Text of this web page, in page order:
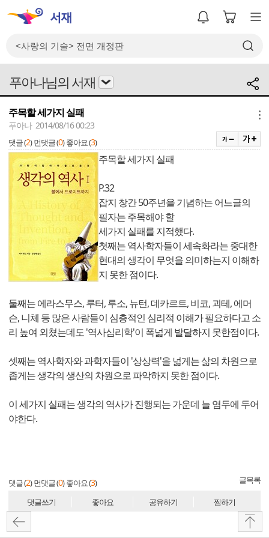
푸아나님의 서재
주목할 세가지 실패
푸아나 2014/08/16 00:23
댓글 (2) 먼댓글 (0) 좋아요 (3)
주목할 세가지 실패
P.32
잡지 창간 50주년을 기념하는 어느글의
필자는 주목해야 할
세가지 실패를 지적했다.
첫째는 역사학자들이 세속화라는 중대한
현대의 생각이 무엇을 의미하는지 이해하
지 못한 점이다.
둘째는 에라스무스, 루터, 루소, 뉴턴, 데카르트, 비코, 괴테, 에머
슨, 니체 등 많은 사람들이 심층적인 심리적 이해가 필요하다고 소
리 높여 외쳤는데도 '역사심리학'이 폭넓게 발달하지 못한점이다.
셋째는 역사학자와 과학자들이 '상상력'을 넓게는 삶의 차원으로
좁게는 생각의 생산의 차원으로 파악하지 못한 점이다.
이 세가지 실패는 생각의 역사가 진행되는 가운데 늘 염두에 두어
야한다.
댓글 (2) 먼댓글 (0) 좋아요 (3) 글목록
댓글쓰기 좋아요 공유하기 찜하기